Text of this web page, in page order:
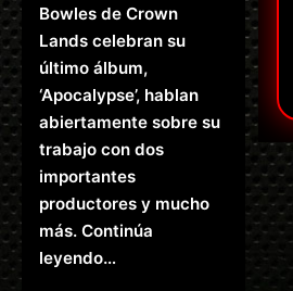
Bowles de Crown
Lands celebran su
último álbum,
‘Apocalypse’, hablan
abiertamente sobre su
trabajo con dos
importantes
productores y mucho
más. Continúa
leyendo…